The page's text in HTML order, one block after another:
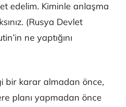
edelim. Kiminle anlaşma
(Rusya Devlet
ne yaptığını
bir karar almadan önce,
planı yapmadan önce